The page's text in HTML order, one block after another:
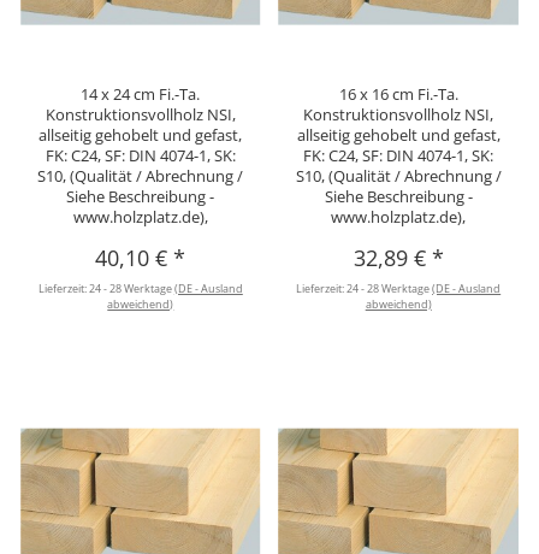
14 x 24 cm Fi.-Ta.
Konstruktionsvollholz NSI,
allseitig gehobelt und gefast,
FK: C24, SF: DIN 4074-1, SK:
S10, (Qualität / Abrechnung /
Siehe Beschreibung -
www.holzplatz.de),
40,10 €*
Lieferzeit:24 - 28 Werktage(DE - Ausland
abweichend)
16 x 16 cm Fi.-Ta.
Konstruktionsvollholz NSI,
allseitig gehobelt und gefast,
FK: C24, SF: DIN 4074-1, SK:
S10, (Qualität / Abrechnung /
Siehe Beschreibung -
www.holzplatz.de),
32,89 € *
Lieferzeit:24 - 28 Werktage(DE - Ausland
abweichend)